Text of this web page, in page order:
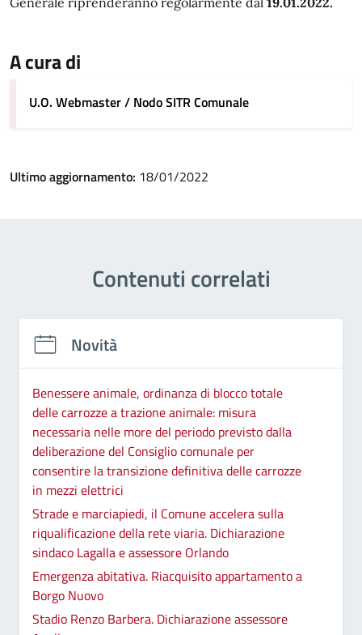
A cura di
U.O. Webmaster / Nodo SITR Comunale
Ultimo aggiornamento: 18/01/2022
Contenuti correlati
Novità
Benessere animale, ordinanza di blocco totale
delle carrozze a trazione animale: misura
necessaria nelle more del periodo previsto dalla
deliberazione del Consiglio comunale per
consentire la transizione definitiva delle carrozze
in mezzi elettrici
Strade e marciapiedi, il Comune accelera sulla
riqualificazione della rete viaria. Dichiarazione
sindaco Lagalla e assessore Orlando
Emergenza abitativa. Riacquisito appartamento a
Borgo Nuovo
Stadio Renzo Barbera. Dichiarazione assessore